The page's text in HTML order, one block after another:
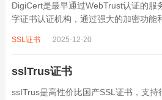
DigiCert是最早通过WebTrust认证的服
字证书认证机构，通过强大的加密功能
SSL证书 2025-12-20
sslTrus证书
ssITrus是高性价比国产SSL证书，支持